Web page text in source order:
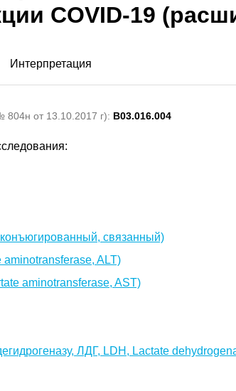
COVID-19
Интерпретация
804н от 13.10.2017 г): B03.016.004
связанный)
ALT)
aminotransferase, AST)
ЛДГ, LDH, Lactate